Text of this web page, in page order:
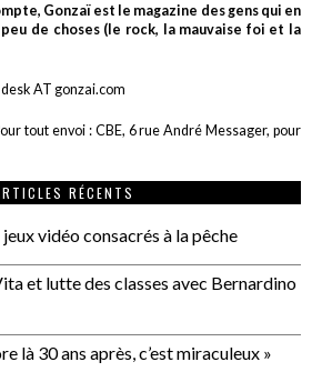
Gonzaï est le magazine des gens qui en
de choses (le rock, la mauvaise foi et la
desk AT gonzai.com
tout envoi : CBE, 6 rue André Messager, pour
RÉCENTS
vidéo consacrés à la pêche
et lutte des classes avec Bernardino
là 30 ans après, c’est miraculeux »